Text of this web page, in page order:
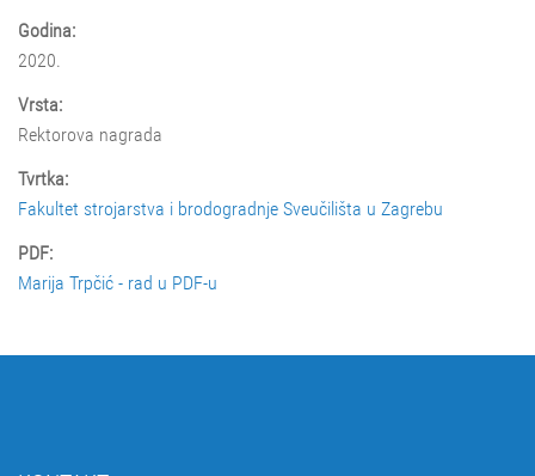
Godina:
2020.
Vrsta:
Rektorova nagrada
Tvrtka:
Fakultet strojarstva i brodogradnje Sveučilišta u Zagrebu
PDF:
Marija Trpčić - rad u PDF-u